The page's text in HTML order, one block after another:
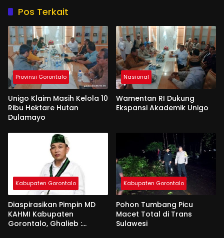
Pos Terkait
Provinsi Gorontalo
Unigo Klaim Masih Kelola 10
Ribu Hektare Hutan
Dulamayo
Nasional
Wamentan RI Dukung
Ekspansi Akademik Unigo
Kabupaten Gorontalo
Diaspirasikan Pimpin MD
KAHMI Kabupaten
Gorontalo, Ghalieb :
Kabupaten Gorontalo
Pohon Tumbang Picu
Macet Total di Trans
Sulawesi